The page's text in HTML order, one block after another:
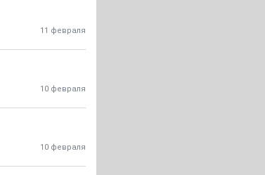
11 февраля
10 февраля
10 февраля